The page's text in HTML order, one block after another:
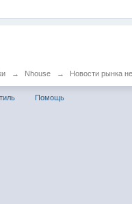
→ Nhouse → Новости рынка
Помощь